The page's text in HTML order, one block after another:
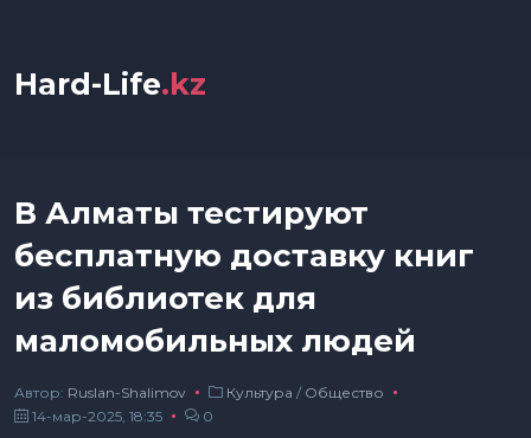
Hard-Life.kz
В Алматы тестируют
бесплатную доставку книг
из библиотек для
маломобильных людей
Автор: Ruslan-Shalimov Культура / Общество
14-мар-2025, 18:35
0